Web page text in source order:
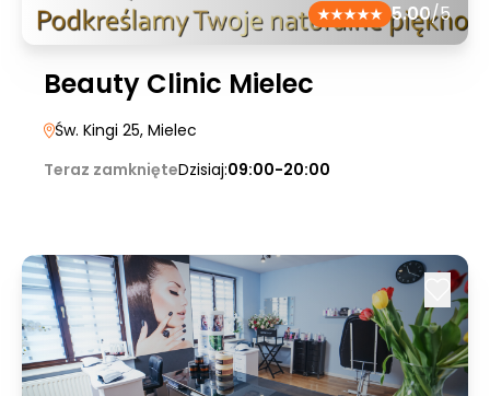
5.00/5
Beauty Clinic Mielec
Św. Kingi 25, Mielec
Teraz zamknięteDzisiaj:09:00-20:00